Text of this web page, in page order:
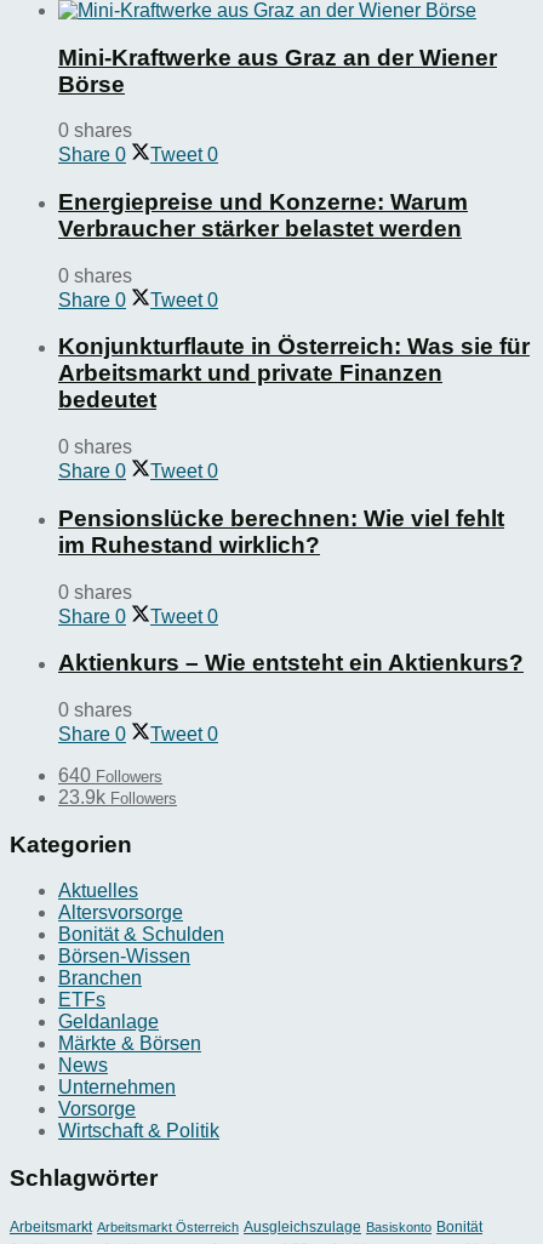
Mini-Kraftwerke aus Graz an der Wiener
Börse
0 shares
Share 0 Tweet 0
Energiepreise und Konzerne: Warum
Verbraucher stärker belastet werden
0 shares
Share 0 Tweet 0
Konjunkturflaute in Österreich: Was sie für
Arbeitsmarkt und private Finanzen
bedeutet
0 shares
Share 0 Tweet 0
Pensionslücke berechnen: Wie viel fehlt
im Ruhestand wirklich?
0 shares
Share 0 Tweet 0
Aktienkurs – Wie entsteht ein Aktienkurs?
0 shares
Share 0 Tweet 0
640 Followers
23.9k Followers
Kategorien
Aktuelles
Altersvorsorge
Bonität & Schulden
Börsen-Wissen
Branchen
ETFs
Geldanlage
Märkte & Börsen
News
Unternehmen
Vorsorge
Wirtschaft & Politik
Schlagwörter
Arbeitsmarkt Arbeitsmarkt Österreich Ausgleichszulage Basiskonto Bonität